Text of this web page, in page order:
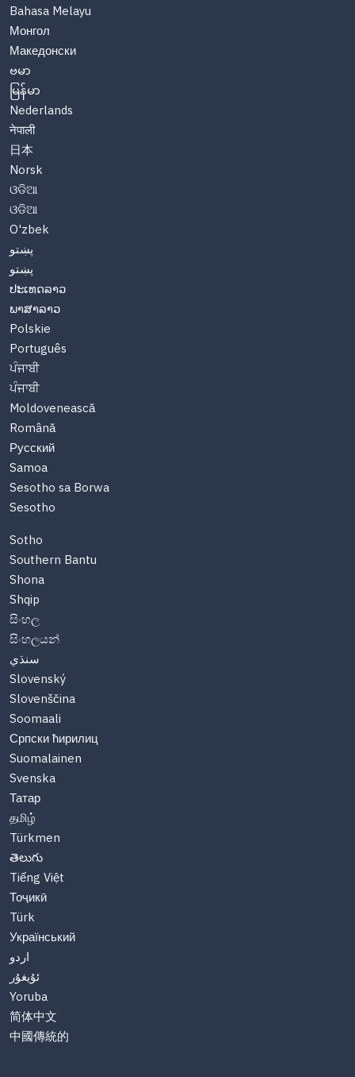
Bahasa Melayu
Монгол
Македонски
ဗမာ
မြန်မာ
Nederlands
नेपाली
日本
Norsk
ଓଡିଆ
ଓଡିଆ
O'zbek
پښتو
پښتو
ປະເທດລາວ
ພາສາລາວ
Polskie
Português
ਪੰਜਾਬੀ
ਪੰਜਾਬੀ
Moldovenească
Română
Русский
Samoa
Sesotho sa Borwa
Sesotho
Sotho
Southern Bantu
Shona
Shqip
සිංහල
සිංහලයන්
سنڌي
Slovenský
Slovenščina
Soomaali
Српски ћирилиц
Suomalainen
Svenska
Татар
தமிழ்
Türkmen
తెలుగు
Tiếng Việt
Тоҷикӣ
Türk
Український
اردو
ئۇيغۇر
Yoruba
简体中文
中國傳統的